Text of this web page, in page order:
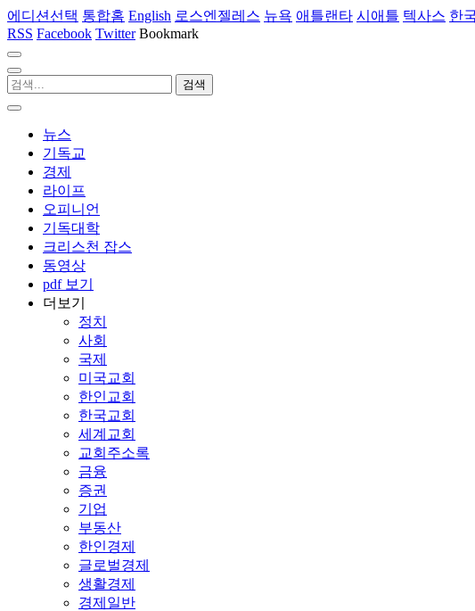
에디션선택 통합홈 English 로스엔젤레스 뉴욕 애틀랜타 시애틀 텍사스 한
RSS Facebook Twitter Bookmark
뉴스
기독교
경제
라이프
오피니언
기독대학
크리스천 잡스
동영상
pdf 보기
더보기
정치
사회
국제
미국교회
한인교회
한국교회
세계교회
교회주소록
금융
증권
기업
부동산
한인경제
글로벌경제
생활경제
경제일반